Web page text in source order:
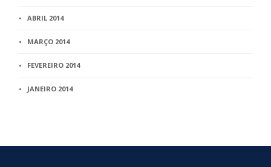
ABRIL 2014
MARÇO 2014
FEVEREIRO 2014
JANEIRO 2014